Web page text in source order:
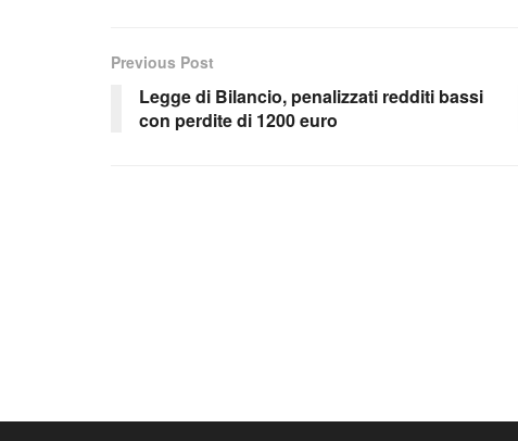
Previous Post
Legge di Bilancio, penalizzati redditi bassi
con perdite di 1200 euro